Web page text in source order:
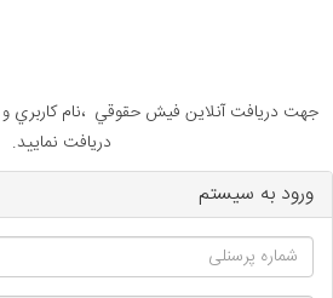
دريافت آنلاين فيش حقوقي ،نام كاربري و رمز
دريافت نماييد.
ورود به سیستم